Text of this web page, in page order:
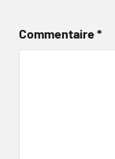
Commentaire*